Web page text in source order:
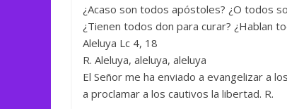
¿Acaso son todos apóstoles? ¿O todos
¿Tienen todos don para curar? ¿Hablan
Aleluya Lc 4, 18
R. Aleluya, aleluya, aleluya
El Señor me ha enviado a evangelizar a
a proclamar a los cautivos la libertad. R.